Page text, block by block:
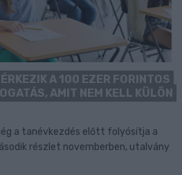
A 100 EZER FORINTOS
AMIT NEM KELL KÜLÖN
a tanévkezdés előtt folyósítja a
részlet novemberben, utalvány